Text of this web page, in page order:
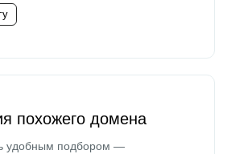
похожего домена
удобным подбором —